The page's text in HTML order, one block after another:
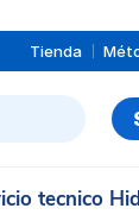
Tienda
tecnico